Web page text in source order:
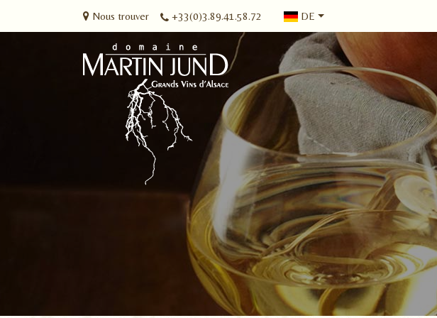
Nous trouver +33(0)3.89.41.58.72 DE